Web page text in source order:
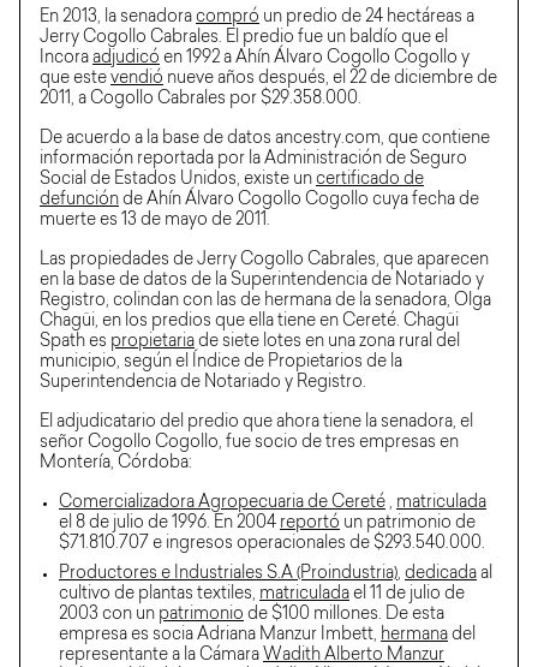
En 2013, la senadora compró un predio de 24 hectáreas a
Jerry Cogollo Cabrales. El predio fue un baldío que el
Incora adjudicó en 1992 a Ahín Álvaro Cogollo Cogollo y
que este vendió nueve años después, el 22 de diciembre de
2011, a Cogollo Cabrales por $29.358.000.
De acuerdo a la base de datos ancestry.com, que contiene
información reportada por la Administración de Seguro
Social de Estados Unidos, existe un certificado de
defunción de Ahín Álvaro Cogollo Cogollo cuya fecha de
muerte es 13 de mayo de 2011.
Las propiedades de Jerry Cogollo Cabrales, que aparecen
en la base de datos de la Superintendencia de Notariado y
Registro, colindan con las de hermana de la senadora, Olga
Chagüi, en los predios que ella tiene en Cereté. Chagüi
Spath es propietaria de siete lotes en una zona rural del
municipio, según el Índice de Propietarios de la
Superintendencia de Notariado y Registro.
El adjudicatario del predio que ahora tiene la senadora, el
señor Cogollo Cogollo, fue socio de tres empresas en
Montería, Córdoba:
Comercializadora Agropecuaria de Cereté , matriculada
el 8 de julio de 1996. En 2004 reportó un patrimonio de
$71.810.707 e ingresos operacionales de $293.540.000.
Productores e Industriales S.A (Proindustria), dedicada al
cultivo de plantas textiles, matriculada el 11 de julio de
2003 con un patrimonio de $100 millones. De esta
empresa es socia Adriana Manzur Imbett, hermana del
representante a la Cámara Wadith Alberto Manzur